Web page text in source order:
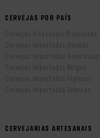
CERVEJAS POR PAÍS
Cervejas Artesanais Brasileiras
Cervejas Importadas Alemãs
Cervejas Importadas Americanas
Cervejas Importadas Belgas
Cervejas Importadas Inglesas
Cervejas Importadas Tchecas
CERVEJARIAS ARTESANAIS